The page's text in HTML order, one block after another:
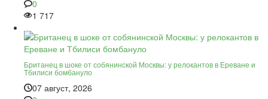
0
1 717
Британец в шоке от собянинской Москвы: у релокантов в Ереване и
Тбилиси бомбануло
07 август, 2026